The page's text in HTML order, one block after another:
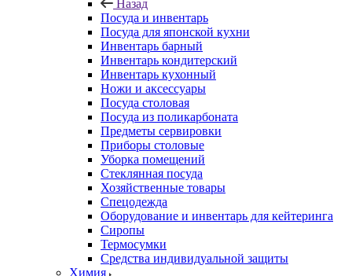
Назад
Посуда и инвентарь
Посуда для японской кухни
Инвентарь барный
Инвентарь кондитерский
Инвентарь кухонный
Ножи и аксессуары
Посуда столовая
Посуда из поликарбоната
Предметы сервировки
Приборы столовые
Уборка помещений
Стеклянная посуда
Хозяйственные товары
Спецодежда
Оборудование и инвентарь для кейтеринга
Сиропы
Термосумки
Средства индивидуальной защиты
Химия